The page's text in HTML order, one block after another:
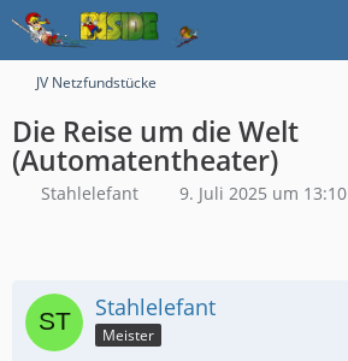
JV Netzfundstücke
Die Reise um die Welt
(Automatentheater)
Stahlelefant 9. Juli 2025 um 13:10
Stahlelefant
Meister